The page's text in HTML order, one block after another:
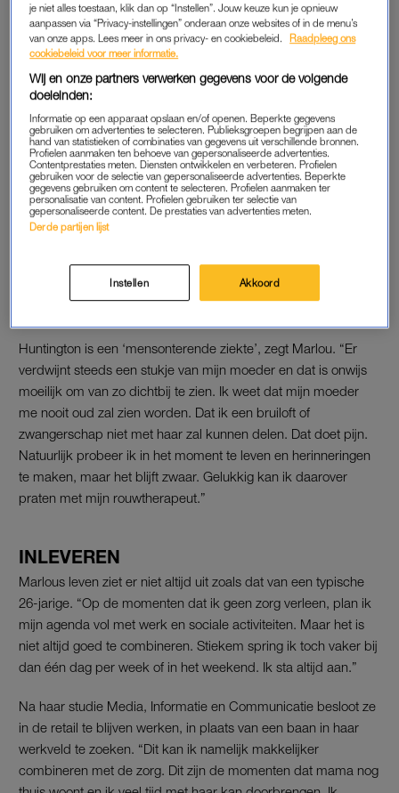
buiten, soms blijven we lekker de hele dag in pyjama binnen.
Tussen de middag rust ze, dan doe ik het huishouden en
bereid ik het avondeten voor. Als we aan tafel gaan, snijd ik
alles klein. Gelukkig kan mama nog wel het eten zelf naar haar
mond brengen, maar bij de meeste dingen heeft ze hulp
nodig. Eerlijk gezegd had ik onderschat hoeveel werk het was
toen ik ja zei. Toch zou ik het niet anders willen”, bekent ze.
ZWAAR, MAAR INTIEM
Dat ze als twintiger deze verantwoordelijkheid zou dragen, had
bad tillen kost kracht en het confronteert me met haar
kwetsbaarheid. Maar het is ook intiem. Ik ben dankbaar dat ik
Huntington is een ‘mensonterende ziekte’, zegt Marlou. “Er
verdwijnt steeds een stukje van mijn moeder en dat is onwijs
moeilijk om van zo dichtbij te zien. Ik weet dat mijn moeder
me nooit oud zal zien worden. Dat ik een bruiloft of
zwangerschap niet met haar zal kunnen delen. Dat doet pijn.
Natuurlijk probeer ik in het moment te leven en herinneringen
te maken, maar het blijft zwaar. Gelukkig kan ik daarover
praten met mijn rouwtherapeut.”
INLEVEREN
Marlous leven ziet er niet altijd uit zoals dat van een typische
26-jarige. “Op de momenten dat ik geen zorg verleen, plan ik
mijn agenda vol met werk en sociale activiteiten. Maar het is
niet altijd goed te combineren. Stiekem spring ik toch vaker bij
dan één dag per week of in het weekend. Ik sta altijd aan.”
Na haar studie Media, Informatie en Communicatie besloot ze
in de retail te blijven werken, in plaats van een baan in haar
werkveld te zoeken. “Dit kan ik namelijk makkelijker
combineren met de zorg. Dit zijn de momenten dat mama nog
je niet alles toestaan, klik dan op “Instellen”. Jouw keuze kun je opnieuw
aanpassen via “Privacy-instellingen” onderaan onze websites of in de menu’s
van onze apps. Lees meer in ons privacy- en cookiebeleid.
Raadpleeg ons
cookiebeleid voor meer informatie.
Wij en onze partners verwerken gegevens voor de volgende
doeleinden:
Informatie op een apparaat opslaan en/of openen. Beperkte gegevens
gebruiken om advertenties te selecteren. Publieksgroepen begrijpen aan de
hand van statistieken of combinaties van gegevens uit verschillende bronnen.
Profielen aanmaken ten behoeve van gepersonaliseerde advertenties.
Contentprestaties meten. Diensten ontwikkelen en verbeteren. Profielen
gebruiken voor de selectie van gepersonaliseerde advertenties. Beperkte
gegevens gebruiken om content te selecteren. Profielen aanmaken ter
personalisatie van content. Profielen gebruiken ter selectie van
gepersonaliseerde content. De prestaties van advertenties meten.
Derde partijen lijst
Instellen Akkoord